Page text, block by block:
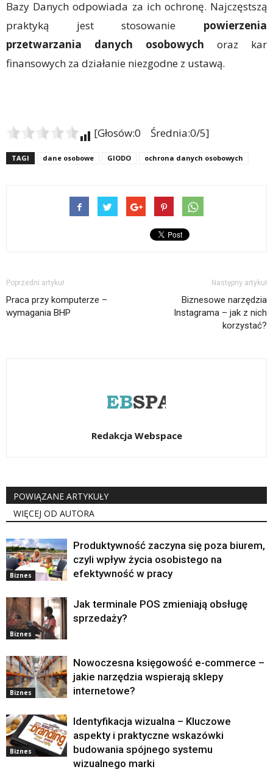
Bazy Danych odpowiada za ich ochronę. Najczęstszą
praktyką jest stosowanie powierzenia
przetwarzania danych osobowych oraz kar
finansowych za działanie niezgodne z ustawą.
[Głosów:0 Średnia:0/5]
TAGI dane osobowe GIODO ochrona danych osobowych
Poprzedni artykuł
Praca przy komputerze –
wymagania BHP
Następny artykuł
Biznesowe narzędzia
Instagrama – jak z nich
korzystać?
Redakcja Webspace
POWIĄZANE ARTYKUŁY
WIĘCEJ OD AUTORA
Biznes
Produktywność zaczyna się poza biurem,
czyli wpływ życia osobistego na
efektywność w pracy
Biznes
Jak terminale POS zmieniają obsługę
sprzedaży?
Biznes
Nowoczesna księgowość e-commerce –
jakie narzędzia wspierają sklepy
internetowe?
Biznes
Identyfikacja wizualna – Kluczowe
aspekty i praktyczne wskazówki
budowania spójnego systemu
wizualnego marki